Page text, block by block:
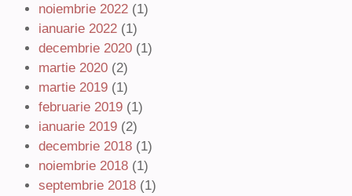
noiembrie 2022 (1)
ianuarie 2022 (1)
decembrie 2020 (1)
martie 2020 (2)
martie 2019 (1)
februarie 2019 (1)
ianuarie 2019 (2)
decembrie 2018 (1)
noiembrie 2018 (1)
septembrie 2018 (1)